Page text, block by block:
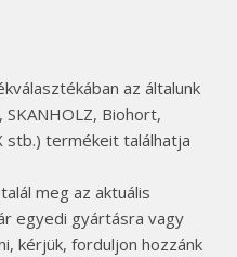
az általunk
Biohort,
stb.) termékeit találhatja
meg az aktuális
egyedi gyártásra vagy
kérjük, forduljon hozzánk